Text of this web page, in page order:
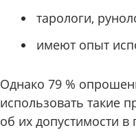
тарологи,
имеют опыт
Однако 79 %
использовать такие
об их допустимости в